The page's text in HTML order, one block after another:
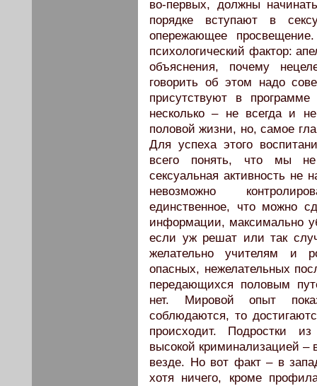
во-первых, должны
порядке вступают в
опережающее
психологический фактор:
объяснения, почему
говорить об этом надо
присутствуют в
несколько – не всегда и
половой жизни, но, самое
Для успеха этого
всего понять, что мы не
сексуальная активность не
невозможно
единственное, что можно
информации, максимально
если уж решат или так
желательно учителям и
опасных, нежелательных
передающихся половым
нет. Мировой опыт
соблюдаются, то
происходит. Подростки
высокой криминализацией –
везде. Но вот факт – в
хотя ничего, кроме